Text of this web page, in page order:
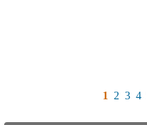
1 2 3 4